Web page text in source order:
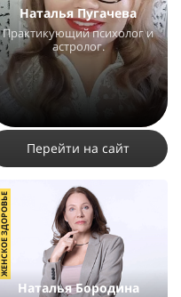
Наталья Пугачева
Практикующий психолог и
астролог.
11667 7
Перейти на сайт
Наталья Бородина
ЖЕНСКОЕ ЗДОРОВЬЕ